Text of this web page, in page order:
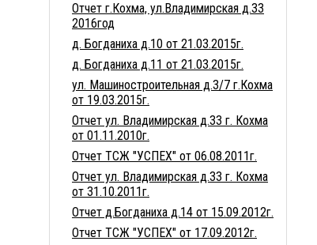
Отчет г.Кохма, ул.Владимирская д.33
2016год
д. Богданиха д.10 от 21.03.2015г.
д. Богданиха д.11 от 21.03.2015г.
ул. Машиностроительная д.3/7 г.Кохма
от 19.03.2015г.
Отчет ул. Владимирская д.33 г. Кохма
от 01.11.2010г.
Отчет ТСЖ "УСПЕХ" от 06.08.2011г.
Отчет ул. Владимирская д.33 г. Кохма
от 31.10.2011г.
Отчет д.Богданиха д.14 от 15.09.2012г.
Отчет ТСЖ "УСПЕХ" от 17.09.2012г.